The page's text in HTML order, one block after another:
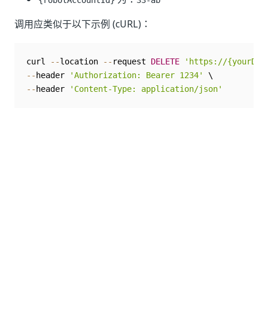
调用应类似于以下示例 (cURL)：
curl --location -- request DELETE
'https://
-- header 'Authorization: Bearer 1234'
-- header 'Content-Type: application/json'